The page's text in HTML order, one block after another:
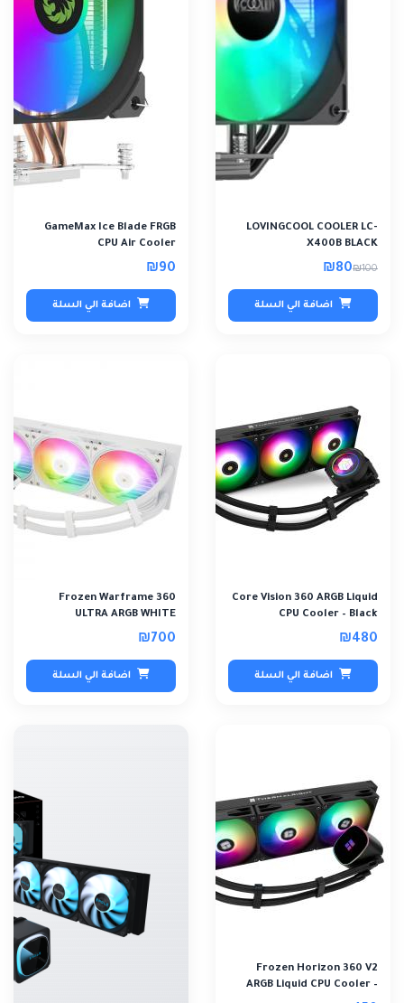
LOVINGCOOL COOLER LC-
X400B BLACK
₪100
₪80
اضافة الي السلة
GameMax Ice Blade FRGB
CPU Air Cooler
₪90
اضافة الي السلة
Core Vision 360 ARGB Liquid
CPU Cooler – Black
₪480
اضافة الي السلة
Frozen Warframe 360
ULTRA ARGB WHITE
₪700
اضافة الي السلة
Frozen Horizon 360 V2
ARGB Liquid CPU Cooler –